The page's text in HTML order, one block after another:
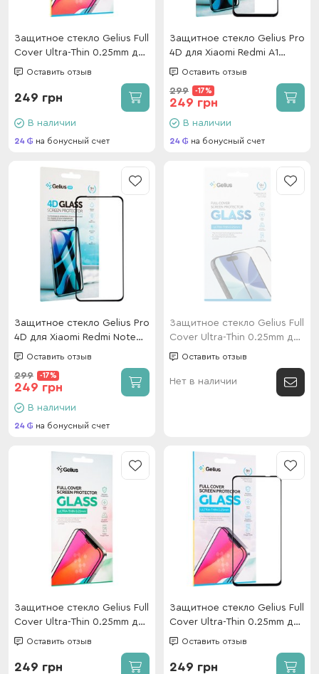
Защитное стекло Gelius Full
Cover Ultra-Thin 0.25mm для
Samsung M366 (M36) Black
Оставить отзыв
249 грн
В наличии
24 на бонусный счет
Защитное стекло Gelius Pro
4D для Xiaomi Redmi A1
Black
Оставить отзыв
299 -17%
249 грн
В наличии
24 на бонусный счет
Защитное стекло Gelius Pro
4D для Xiaomi Redmi Note
9T Black
Оставить отзыв
299 -17%
249 грн
В наличии
24 на бонусный счет
Защитное стекло Gelius Full
Cover Ultra-Thin 0.25mm для
Samsung S26 FE Black
Оставить отзыв
Нет в наличии
Защитное стекло Gelius Full
Cover Ultra-Thin 0.25mm для
Motorola G24/G34 Black
Оставить отзыв
249 грн
Защитное стекло Gelius Full
Cover Ultra-Thin 0.25mm для
Realme C65 Black
Оставить отзыв
249 грн